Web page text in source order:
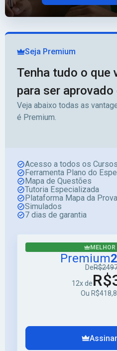
Seja Premium
Tenha tudo o que
para ser aprovado
Veja abaixo todas as
é Premium.
Acesso a todos os
Ferramenta Plano do
Mapa de Questões
Tutoria Especializada
Plataforma Mapa da Prova
Simulados
7 dias de garantia
Premium
De
12x de
Ou